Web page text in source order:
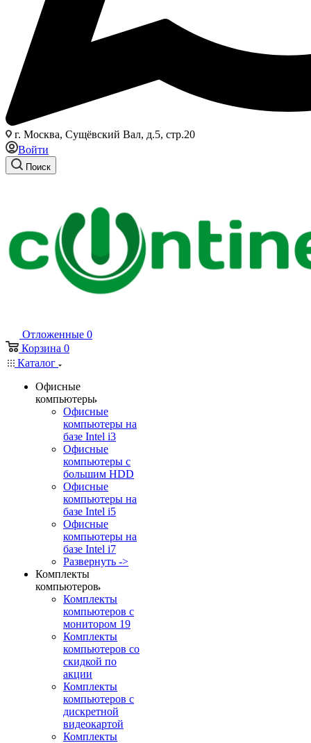
г. Москва, Сущёвский Вал, д.5, стр.20
Войти
Поиск
Отложенные 0
Корзина 0
Каталог
Офисные
компьютеры
Офисные
компьютеры на
базе Intel i3
Офисные
компьютеры с
большим HDD
Офисные
компьютеры на
базе Intel i5
Офисные
компьютеры на
базе Intel i7
Развернуть ->
Комплекты
компьютеров
Комплекты
компьютеров с
монитором 19
Комплекты
компьютеров со
скидкой по
акции
Комплекты
компьютеров с
дискретной
видеокартой
Комплекты